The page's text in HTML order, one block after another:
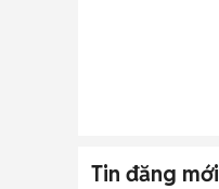
Tin đăng mới